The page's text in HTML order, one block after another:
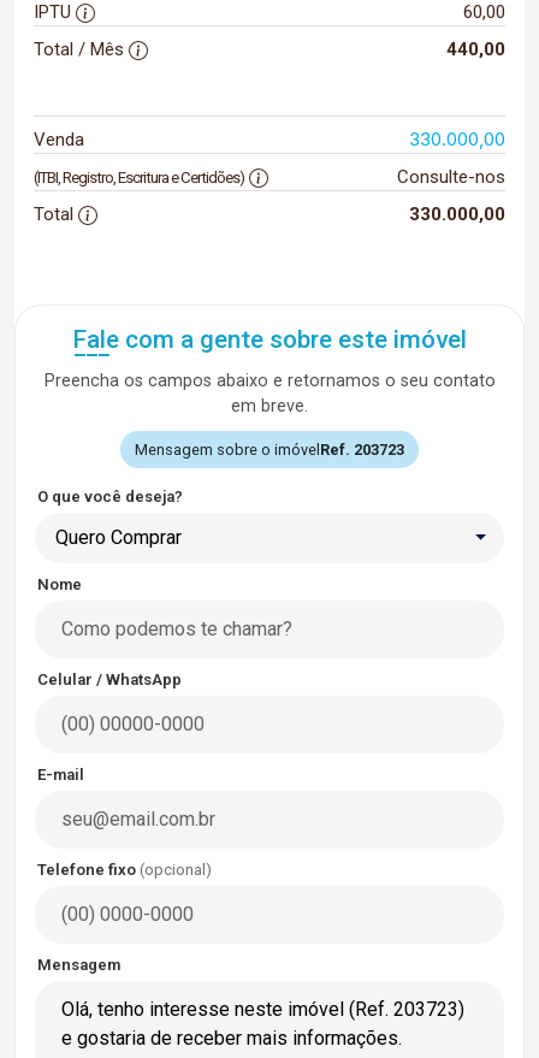
IPTU
60,00
Total / Mês
440,00
Venda 330.000,00
(ITBI, Registro, Escritura e Certidões)
Consulte-nos
Total
330.000,00
Fale com a gente sobre este imóvel
Preencha os campos abaixo e retornamos o seu contato
em breve.
Mensagem sobre o imóvel Ref. 203723
O que você deseja?
Quero Comprar
Nome
Celular / WhatsApp
E-mail
Telefone fixo (opcional)
Mensagem